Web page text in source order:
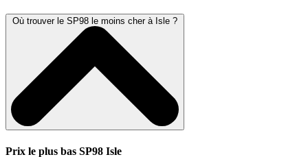
Où trouver le SP98 le moins cher à Isle ?
Prix le plus bas SP98 Isle